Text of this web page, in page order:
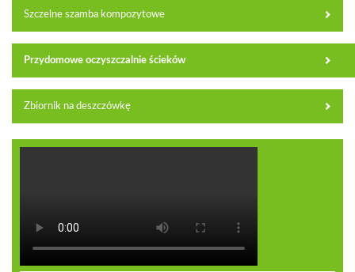
Szczelne szamba kompozytowe
Przydomowe oczyszczalnie ścieków
Zbiornik na deszczówkę